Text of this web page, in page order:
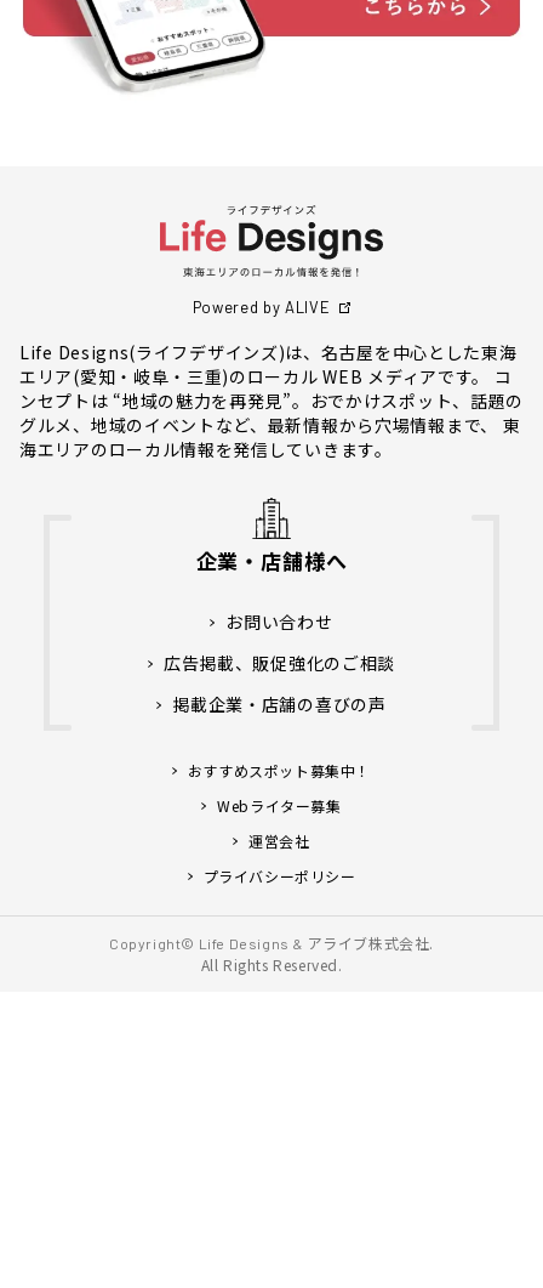
Powered by ALIVE
Life Designs(ライフデザインズ)は、名古屋を中心とした東海
エリア(愛知・岐阜・三重)のローカル WEB メディアです。 コ
ンセプトは “地域の魅力を再発見”。おでかけスポット、話題の
グルメ、地域のイベントなど、最新情報から穴場情報まで、 東
海エリアのローカル情報を発信していきます。
企業・店舗様へ
お問い合わせ
広告掲載、販促強化のご相談
掲載企業・店舗の喜びの声
おすすめスポット募集中！
Webライター募集
運営会社
プライバシーポリシー
Copyright© Life Designs & アライブ株式会社.
All Rights Reserved.